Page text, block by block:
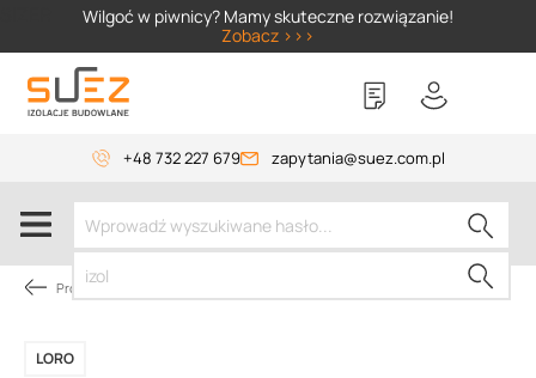
Wilgoć w piwnicy? Mamy skuteczne rozwiązanie!
Zobacz >>>
+48 732 227 679 zapytania@suez.com.pl
Promocje
LORO